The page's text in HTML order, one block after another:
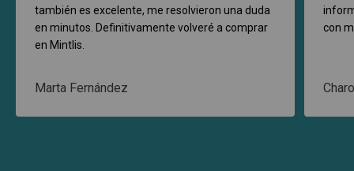
también es excelente, me resolvieron una duda
en minutos. Definitivamente volveré a comprar
en Mintlis.
Marta Fernández
con